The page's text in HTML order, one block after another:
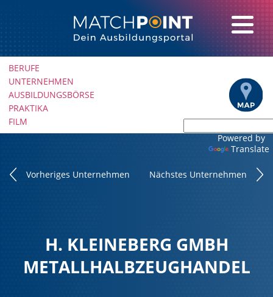
überspringen
BERUFE
UNTERNEHMEN
AUSBILDUNGSBÖRSE
PRAKTIKA
FILM
Powered by
Translate
Vorheriges Unternehmen Nächstes Unternehmen
H. KLEINEBERG GMBH
METALLHALBZEUGHANDEL